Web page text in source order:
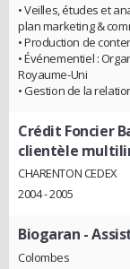
• Veilles, études et
plan marketing &
• Production de
• Événementiel :
Royaume-Uni
• Gestion de la
Crédit Foncier
clientèle
CHARENTON CEDEX
2004 - 2005
Biogaran -
Colombes